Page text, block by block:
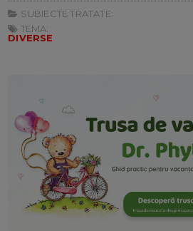
SUBIECTE TRATATE:
TEMA:
DIVERSE